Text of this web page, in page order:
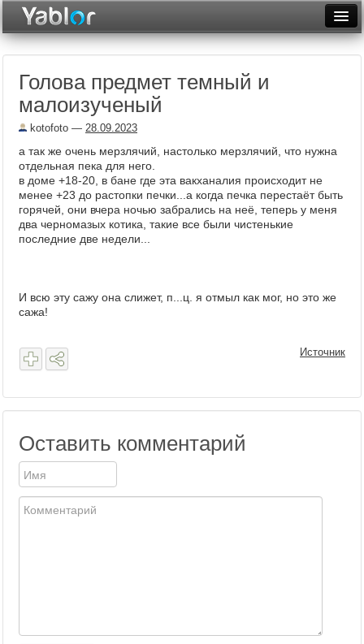
Неделя
Архив
Фототоп
Голова предмет темный и
малоизученый
kotofoto — 28.09.2023
а так же очень мерзлячий, настолько мерзлячий, что нужна
отдельная пека для него.
в доме +18-20, в бане где эта вакханалия происходит не
менее +23 до растопки печки...а когда печка перестаёт быть
горячей, они вчера ночью забрались на неё, теперь у меня
два черномазых котика, такие все были чистенькие
последние две недели...
И всю эту сажу она слижет, п...ц. я отмыл как мог, но это же
сажа!
Источник
Оставить комментарий